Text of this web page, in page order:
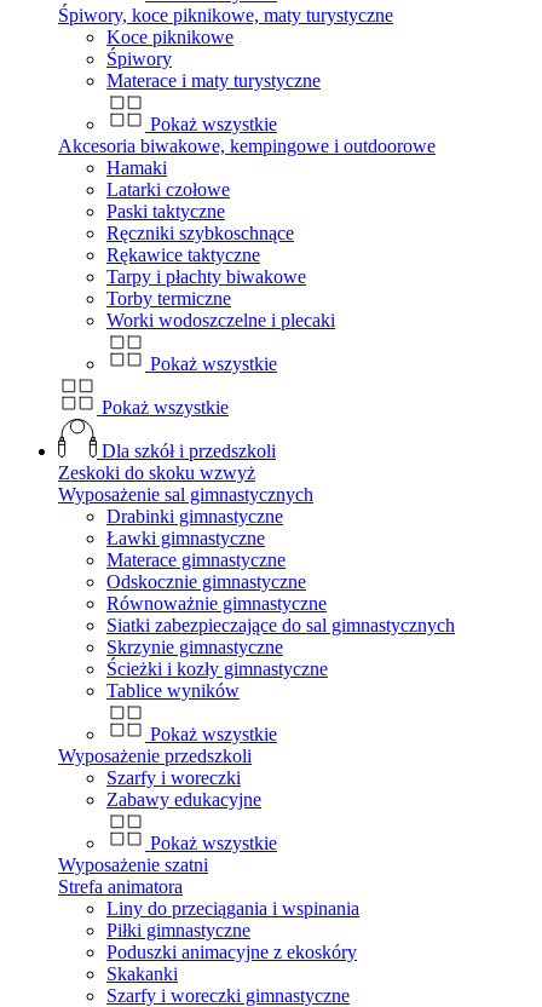
Śpiwory, koce piknikowe, maty turystyczne
Koce piknikowe
Śpiwory
Materace i maty turystyczne
Pokaż wszystkie
Akcesoria biwakowe, kempingowe i outdoorowe
Hamaki
Latarki czołowe
Paski taktyczne
Ręczniki szybkoschnące
Rękawice taktyczne
Tarpy i płachty biwakowe
Torby termiczne
Worki wodoszczelne i plecaki
Pokaż wszystkie
Pokaż wszystkie
Dla szkół i przedszkoli
Zeskoki do skoku wzwyż
Wyposażenie sal gimnastycznych
Drabinki gimnastyczne
Ławki gimnastyczne
Materace gimnastyczne
Odskocznie gimnastyczne
Równoważnie gimnastyczne
Siatki zabezpieczające do sal gimnastycznych
Skrzynie gimnastyczne
Ścieżki i kozły gimnastyczne
Tablice wyników
Pokaż wszystkie
Wyposażenie przedszkoli
Szarfy i woreczki
Zabawy edukacyjne
Pokaż wszystkie
Wyposażenie szatni
Strefa animatora
Liny do przeciągania i wspinania
Piłki gimnastyczne
Poduszki animacyjne z ekoskóry
Skakanki
Szarfy i woreczki gimnastyczne